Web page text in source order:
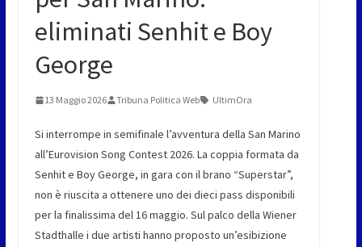
eliminati Senhit e Boy
George
13 Maggio 2026 Tribuna Politica Web UltimOra
Si interrompe in semifinale l’avventura della San Marino
all’Eurovision Song Contest 2026. La coppia formata da
Senhit e Boy George, in gara con il brano “Superstar”,
non è riuscita a ottenere uno dei dieci pass disponibili
per la finalissima del 16 maggio. Sul palco della Wiener
Stadthalle i due artisti hanno proposto un’esibizione